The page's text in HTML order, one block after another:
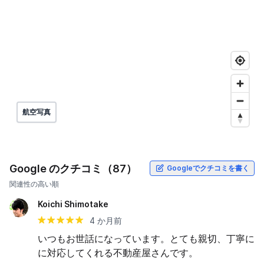
航空写真
Google のクチコミ（87）
関連性の高い順
Googleでクチコミを書く
Koichi Shimotake
4 か月前
いつもお世話になっています。とても親切、丁寧に
に対応してくれる不動産屋さんです。